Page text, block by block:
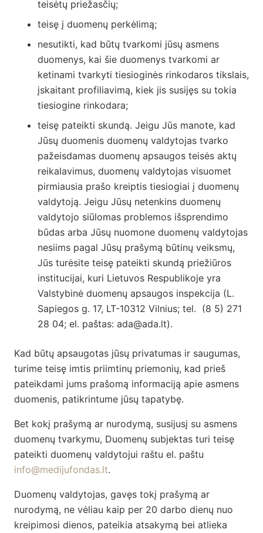
teisėtų priežasčių;
teisę į duomenų perkėlimą;
nesutikti, kad būtų tvarkomi jūsų asmens
duomenys, kai šie duomenys tvarkomi ar
ketinami tvarkyti tiesioginės rinkodaros tikslais,
įskaitant profiliavimą, kiek jis susijęs su tokia
tiesiogine rinkodara;
teisę pateikti skundą. Jeigu Jūs manote, kad
Jūsų duomenis duomenų valdytojas tvarko
pažeisdamas duomenų apsaugos teisės aktų
reikalavimus, duomenų valdytojas visuomet
pirmiausia prašo kreiptis tiesiogiai į duomenų
valdytoją. Jeigu Jūsų netenkins duomenų
valdytojo siūlomas problemos išsprendimo
būdas arba Jūsų nuomone duomenų valdytojas
nesiims pagal Jūsų prašymą būtinų veiksmų,
Jūs turėsite teisę pateikti skundą priežiūros
institucijai, kuri Lietuvos Respublikoje yra
Valstybinė duomenų apsaugos inspekcija (L.
Sapiegos g. 17, LT-10312 Vilnius; tel. (8 5) 271
28 04; el. paštas: ada@ada.lt).
Kad būtų apsaugotas jūsų privatumas ir saugumas,
turime teisę imtis priimtinų priemonių, kad prieš
pateikdami jums prašomą informaciją apie asmens
duomenis, patikrintume jūsų tapatybę.
Bet kokį prašymą ar nurodymą, susijusį su asmens
duomenų tvarkymu, Duomenų subjektas turi teisę
pateikti duomenų valdytojui raštu el. paštu
info@medijufondas.lt.
Duomenų valdytojas, gavęs tokį prašymą ar
nurodymą, ne vėliau kaip per 20 darbo dienų nuo
kreipimosi dienos, pateikia atsakymą bei atlieka